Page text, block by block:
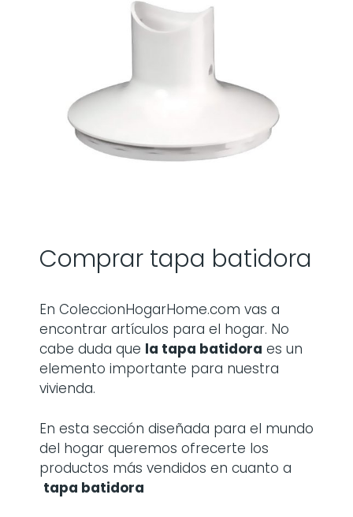
Comprar tapa batidora
En ColeccionHogarHome.com vas a
encontrar artículos para el hogar. No
cabe duda que la tapa batidora es un
elemento importante para nuestra
vivienda.
En esta sección diseñada para el mundo
del hogar queremos ofrecerte los
productos más vendidos en cuanto a
tapa batidora